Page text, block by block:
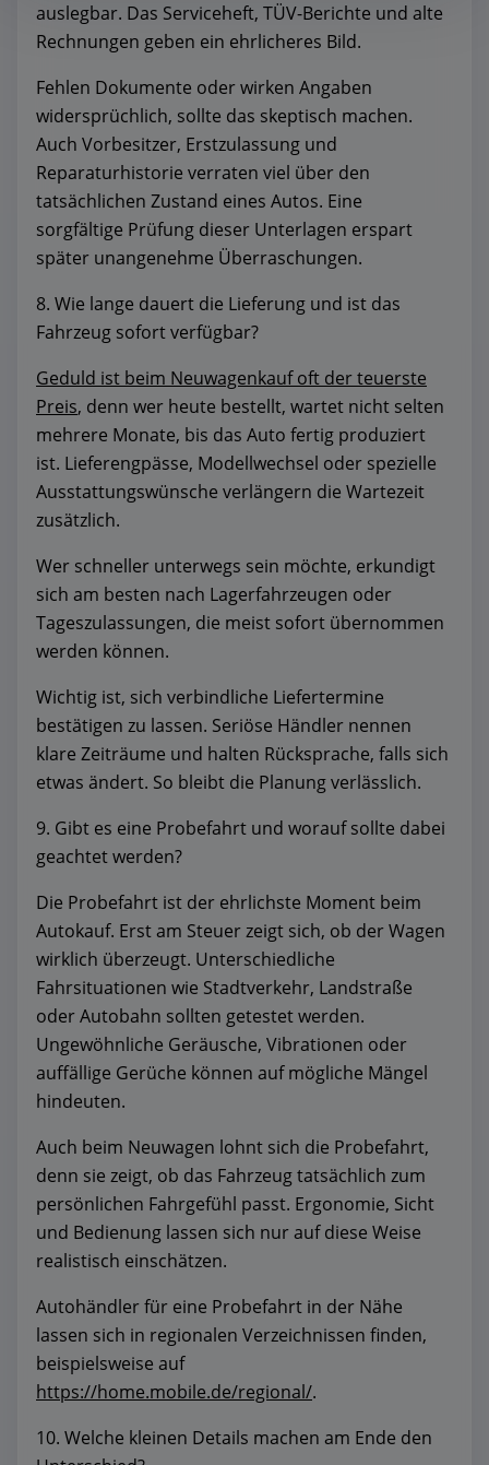
auslegbar. Das Serviceheft, TÜV-Berichte und alte
Rechnungen geben ein ehrlicheres Bild.
Fehlen Dokumente oder wirken Angaben
widersprüchlich, sollte das skeptisch machen.
Auch Vorbesitzer, Erstzulassung und
Reparaturhistorie verraten viel über den
tatsächlichen Zustand eines Autos. Eine
sorgfältige Prüfung dieser Unterlagen erspart
später unangenehme Überraschungen.
8. Wie lange dauert die Lieferung und ist das
Fahrzeug sofort verfügbar?
Geduld ist beim Neuwagenkauf oft der teuerste
Preis, denn wer heute bestellt, wartet nicht selten
mehrere Monate, bis das Auto fertig produziert
ist. Lieferengpässe, Modellwechsel oder spezielle
Ausstattungswünsche verlängern die Wartezeit
zusätzlich.
Wer schneller unterwegs sein möchte, erkundigt
sich am besten nach Lagerfahrzeugen oder
Tageszulassungen, die meist sofort übernommen
werden können.
Wichtig ist, sich verbindliche Liefertermine
bestätigen zu lassen. Seriöse Händler nennen
klare Zeiträume und halten Rücksprache, falls sich
etwas ändert. So bleibt die Planung verlässlich.
9. Gibt es eine Probefahrt und worauf sollte dabei
geachtet werden?
Die Probefahrt ist der ehrlichste Moment beim
Autokauf. Erst am Steuer zeigt sich, ob der Wagen
wirklich überzeugt. Unterschiedliche
Fahrsituationen wie Stadtverkehr, Landstraße
oder Autobahn sollten getestet werden.
Ungewöhnliche Geräusche, Vibrationen oder
auffällige Gerüche können auf mögliche Mängel
hindeuten.
Auch beim Neuwagen lohnt sich die Probefahrt,
denn sie zeigt, ob das Fahrzeug tatsächlich zum
persönlichen Fahrgefühl passt. Ergonomie, Sicht
und Bedienung lassen sich nur auf diese Weise
realistisch einschätzen.
Autohändler für eine Probefahrt in der Nähe
lassen sich in regionalen Verzeichnissen finden,
beispielsweise auf
https://home.mobile.de/regional/.
10. Welche kleinen Details machen am Ende den